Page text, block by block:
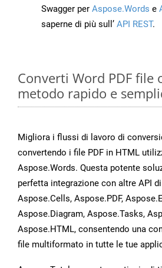
Swagger per Aspose.Words e
saperne di più sull’ API REST.
Converti Word PDF file
metodo rapido e
Migliora i flussi di lavoro di
convertendo i file PDF in HTML
Aspose.Words. Questa potente
perfetta integrazione con altre API
Aspose.Cells, Aspose.PDF,
Aspose.Diagram, Aspose.Tasks,
Aspose.HTML, consentendo una
file multiformato in tutte le tue